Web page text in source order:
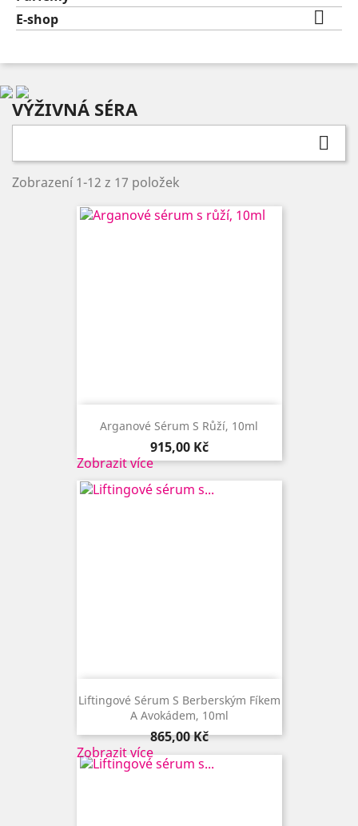
E-shop

VÝŽIVNÁ SÉRA

Zobrazení 1-12 z 17 položek
Arganové Sérum S Růží, 10ml
Cena
915,00 Kč
Zobrazit více
Liftingové Sérum S Berberským Fíkem
A Avokádem, 10ml
Cena
865,00 Kč
Zobrazit více